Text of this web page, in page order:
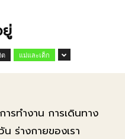
แม่และเด็ก
ารทำงาน การเดินทาง
ร่างกายของเรา